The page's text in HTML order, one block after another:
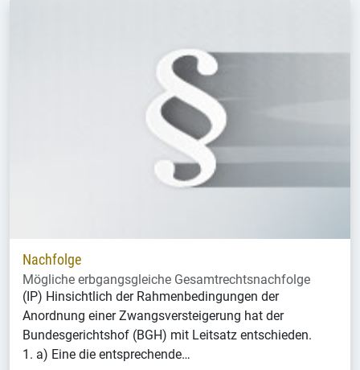
Nachfolge
Mögliche erbgangsgleiche Gesamtrechtsnachfolge
(IP) Hinsichtlich der Rahmenbedingungen der
Anordnung einer Zwangsversteigerung hat der
Bundesgerichtshof (BGH) mit Leitsatz entschieden.
1. a) Eine die entsprechende…